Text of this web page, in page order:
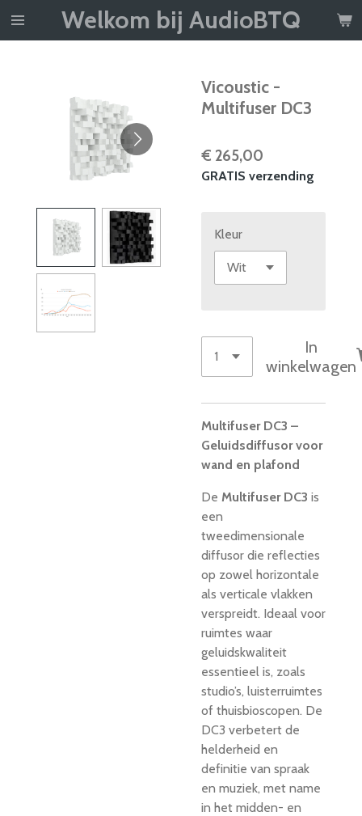
Ga
hoofdinhoud
Welkom bij AudioBTQ
Vicoustic -
Multifuser DC3
€ 265,00
GRATIS verzending
Kleur
In
winkelwagen
Multifuser DC3 –
Geluidsdiffusor voor
wand en plafond
De Multifuser DC3 is
een
tweedimensionale
diffusor die reflecties
op zowel horizontale
als verticale vlakken
verspreidt. Ideaal voor
ruimtes waar
geluidskwaliteit
essentieel is, zoals
studio’s, luisterruimtes
of thuisbioscopen. De
DC3 verbetert de
helderheid en
definitie van spraak
en muziek, met name
in het midden- en